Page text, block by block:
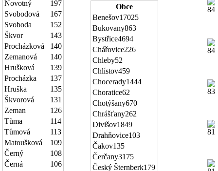
Novotný
197
Svobodová
167
Svoboda
152
Škvor
143
Procházková
140
Zemanová
140
Hrušková
139
Procházka
137
Hruška
135
Škvorová
131
Zeman
126
Tůma
114
Tůmová
113
Matoušková
109
Černý
108
Černá
106
Obce
Benešov17025
Bukovany863
Bystřice4694
Chářovice226
Chleby52
Chlístov459
Chocerady1444
Choratice62
Chotýšany670
Chrášťany262
Divišov1849
Drahňovice103
Čakov135
Čerčany3175
Český Šternberk179